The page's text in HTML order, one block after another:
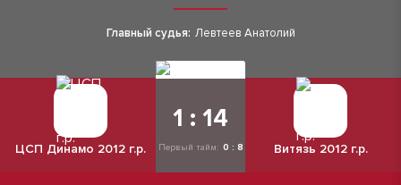
Главный судья: Левтеев Анатолий
ЦСП Динамо 2012 г.р.
1 : 14
Первый тайм: 0 : 8 Витязь 2012 г.р.